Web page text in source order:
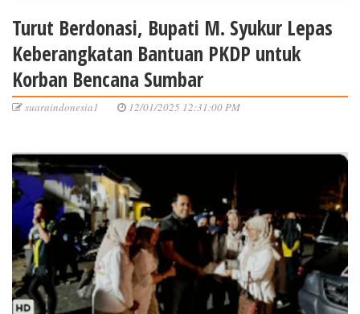
Sumbar
Turut Berdonasi, Bupati M. Syukur Lepas
Keberangkatan Bantuan PKDP untuk
Korban Bencana Sumbar
suaraindonesia1 12/01/2025 12:31:00 PM